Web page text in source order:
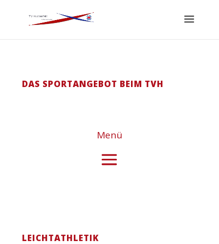
DAS SPORTANGEBOT BEIM TVH
Menü
LEICHTATHLETIK